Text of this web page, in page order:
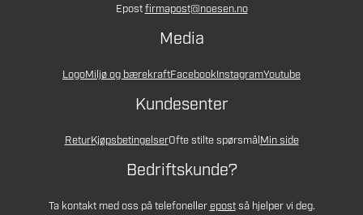
Epostfirmapost@noesen.no
Media
LogoMiljø og bærekraftFacebookInstagramYoutube
Kundesenter
ReturKjøpsbetingelserOfte stilte spørsmålMin side
Bedriftskunde?
Ta kontakt med oss på telefonellerepostså hjelper vi deg.